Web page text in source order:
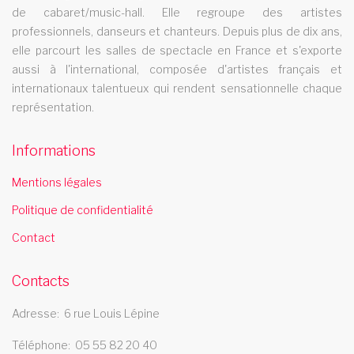
danse Les swings intitulee BOITE A MUSIQUE en tournee dans
toute la France. revue itinerante de danse
cabaret chatellerault
Le cabaret Les Swings se deplace dans la ville de chatellerault
cabaret eure
eure
cabaret villeneuve saint georges
Le cabaret Les Swings se deplace dans la ville de villeneuve
saint georges
professionnel et se deplace dans le departement ile et vilaine
de cabaret/music-hall. Elle regroupe des artistes
professionnels, danseurs et chanteurs. Depuis plus de dix ans,
elle parcourt les salles de spectacle en France et s'exporte
aussi à l'international, composée d'artistes français et
internationaux talentueux qui rendent sensationnelle chaque
représentation.
Informations
Mentions légales
Politique de confidentialité
Contact
Contacts
Adresse 6 rue Louis Lépine
Téléphone 05 55 82 20 40